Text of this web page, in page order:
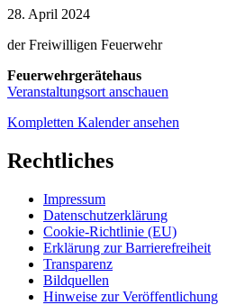
Floriansfest
28. April 2024
der Freiwilligen Feuerwehr
Feuerwehrgerätehaus
Veranstaltungsort anschauen
Kompletten Kalender ansehen
Rechtliches
Impressum
Datenschutzerklärung
Cookie-Richtlinie (EU)
Erklärung zur Barrierefreiheit
Transparenz
Bildquellen
Hinweise zur Veröffentlichung